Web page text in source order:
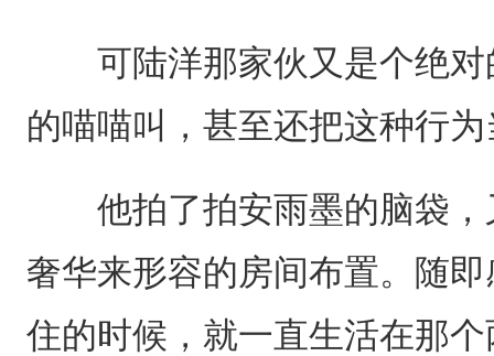
可陆洋那家伙又是个绝对
的喵喵叫，甚至还把这种行
他拍了拍安雨墨的脑袋，
奢华来形容的房间布置。随
住的时候，就一直生活在那